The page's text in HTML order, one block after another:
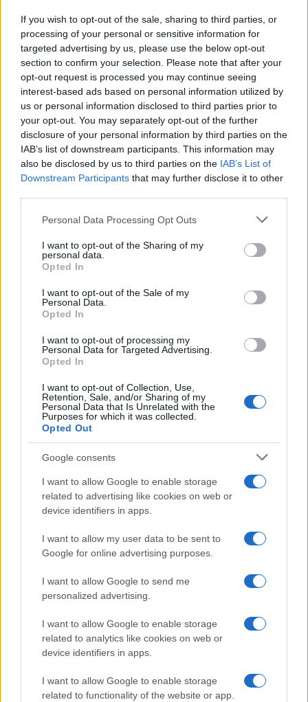
If you wish to opt-out of the sale, sharing to third parties, or
processing of your personal or sensitive information for
targeted advertising by us, please use the below opt-out
section to confirm your selection. Please note that after your
opt-out request is processed you may continue seeing
interest-based ads based on personal information utilized by
us or personal information disclosed to third parties prior to
your opt-out. You may separately opt-out of the further
disclosure of your personal information by third parties on the
IAB’s list of downstream participants. This information may
also be disclosed by us to third parties on the IAB’s List of
Downstream Participants that may further disclose it to other
Please note that this website/app uses one or more Google
not limited to your visit or usage behaviour. You may click to
grant or deny consent to Google and its third-party tags to
use your data for below specified purposes in below Google
consent section.
Personal Data Processing Opt Outs
I want to opt-out of the Sharing of my
personal data.
Opted In
I want to opt-out of the Sale of my
Personal Data.
Opted In
I want to opt-out of processing my
Personal Data for Targeted Advertising.
Opted In
I want to opt-out of Collection, Use,
Retention, Sale, and/or Sharing of my
Personal Data that Is Unrelated with the
Purposes for which it was collected.
Opted Out
Google consents
I want to allow Google to enable storage
related to advertising like cookies on web or
device identifiers in apps.
I want to allow my user data to be sent to
Google for online advertising purposes.
I want to allow Google to send me
personalized advertising.
I want to allow Google to enable storage
related to analytics like cookies on web or
device identifiers in apps.
I want to allow Google to enable storage
related to functionality of the website or app.
Név
E-mail cím
Feliratkozom a hírlevélre és elfogadom azadatvédelmi
szabályzatot!
FELIRATKOZÁS
HÍRDETÉS
LEGFRISSEBB
Országos hírek
Helyi hírek
Amire többmillióan vártunk: szombattól
másodfokúra csökken a riasztás
Kecskeméten is szakirányú
továbbképzésekkel erősít a Gál Ferenc
Egyetem
HÍRDETÉS